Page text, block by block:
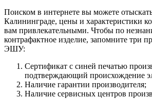
Поиском в интернете вы можете
Калининграде, цены и характеристики
вам привлекательными. Чтобы по
контрафактное изделие, запомните три
ЭШУ:
Сертификат с синей печатью
подтверждающий происхождение
Наличие гарантии производителя;
Наличие сервисных центров